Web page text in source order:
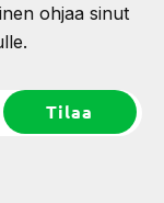
ohjaa sinut